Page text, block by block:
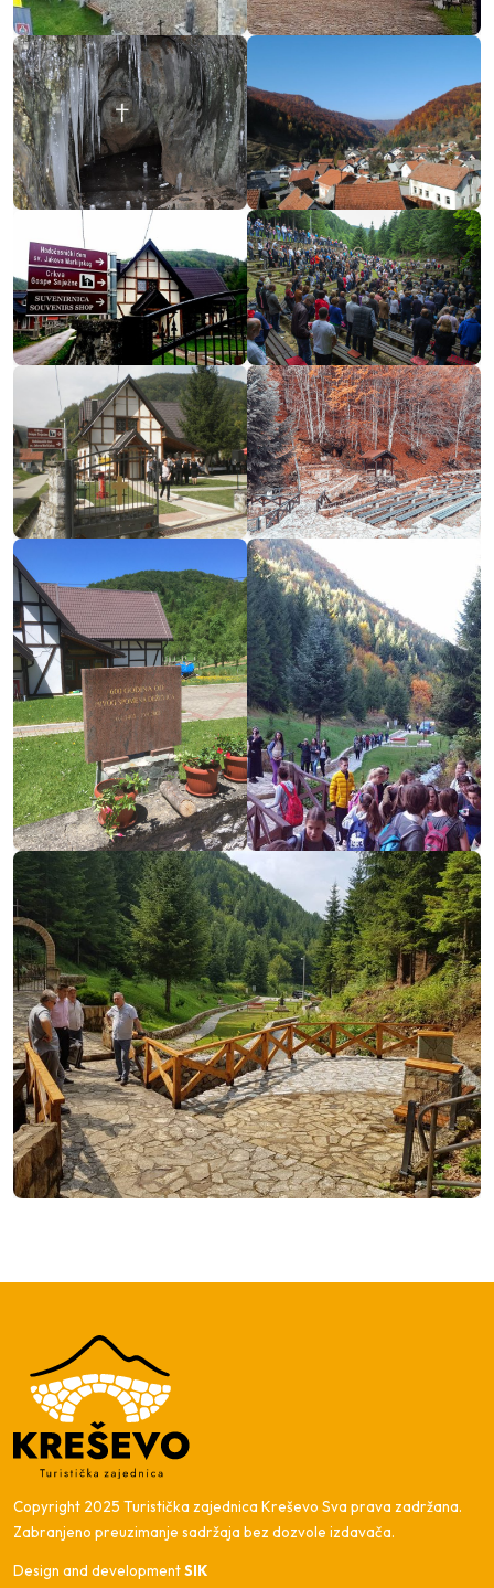
Copyright 2025 Turistička zajednica Kreševo Sva prava zadržana.
Zabranjeno preuzimanje sadržaja bez dozvole izdavača.
Design and developmentSIK